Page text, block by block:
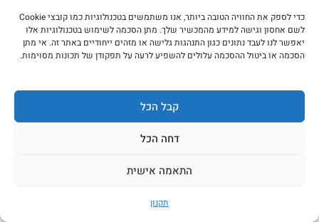
כדי לספק את החוויה הטובה ביותר, אנו משתמשים בטכנולוגיות כמו קובצי Cookie
לשם אחסון וגישה למידע מהמכשיר שלך. מתן הסכמה לשימוש בטכנולוגיות אלו
יאפשר לנו לעבד נתונים כגון התנהגות גלישה או מזהים ייחודיים באתר זה. אי מתן
הסכמה או ביטול ההסכמה עלולים להשפיע לרעה על תפקודן של תכונות מסוימות.
קבל הכל
דחה הכל
התאמה אישית
תקנון
בשר בקר משובח
חלקים אחוריים
רמת גן
ראשון לציון
גבעתיים והסביבה
מרכז
תפריט
אודות
מאמרים